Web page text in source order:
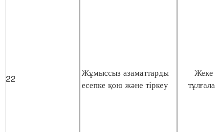
22
Жұмыссыз азаматтарды
есепке қою және тіркеу
Жеке
тұлғалар